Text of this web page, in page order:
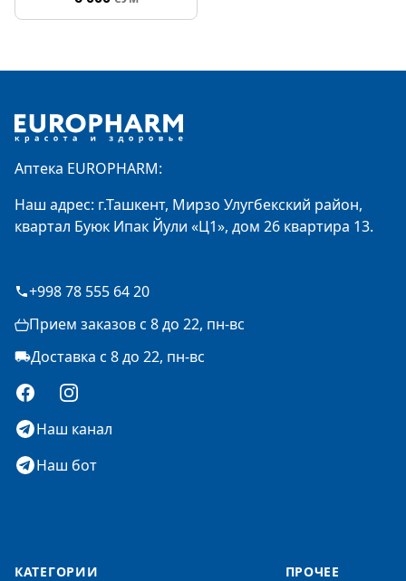
Аптека EUROPHARM:
Наш адрес: г.Ташкент, Мирзо Улугбекский район,
квартал Буюк Ипак Йули «Ц1», дом 26 квартира 13.
+998 78 555 64 20
Прием заказов с 8 до 22, пн-вс
Доставка с 8 до 22, пн-вс
FacebookInstagram
Наш канал
Наш бот
КАТЕГОРИИ ПРОЧЕЕ